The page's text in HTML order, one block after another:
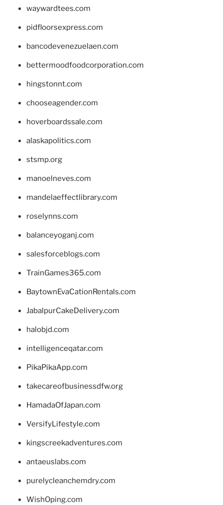
waywardtees.com
pidfloorsexpress.com
bancodevenezuelaen.com
bettermoodfoodcorporation.com
hingstonnt.com
chooseagender.com
hoverboardssale.com
alaskapolitics.com
stsmp.org
manoelneves.com
mandelaeffectlibrary.com
roselynns.com
balanceyoganj.com
salesforceblogs.com
TrainGames365.com
BaytownEvaCationRentals.com
JabalpurCakeDelivery.com
halobjd.com
intelligenceqatar.com
PikaPikaApp.com
takecareofbusinessdfw.org
HamadaOfJapan.com
VersifyLifestyle.com
kingscreekadventures.com
antaeuslabs.com
purelycleanchemdry.com
WishOping.com